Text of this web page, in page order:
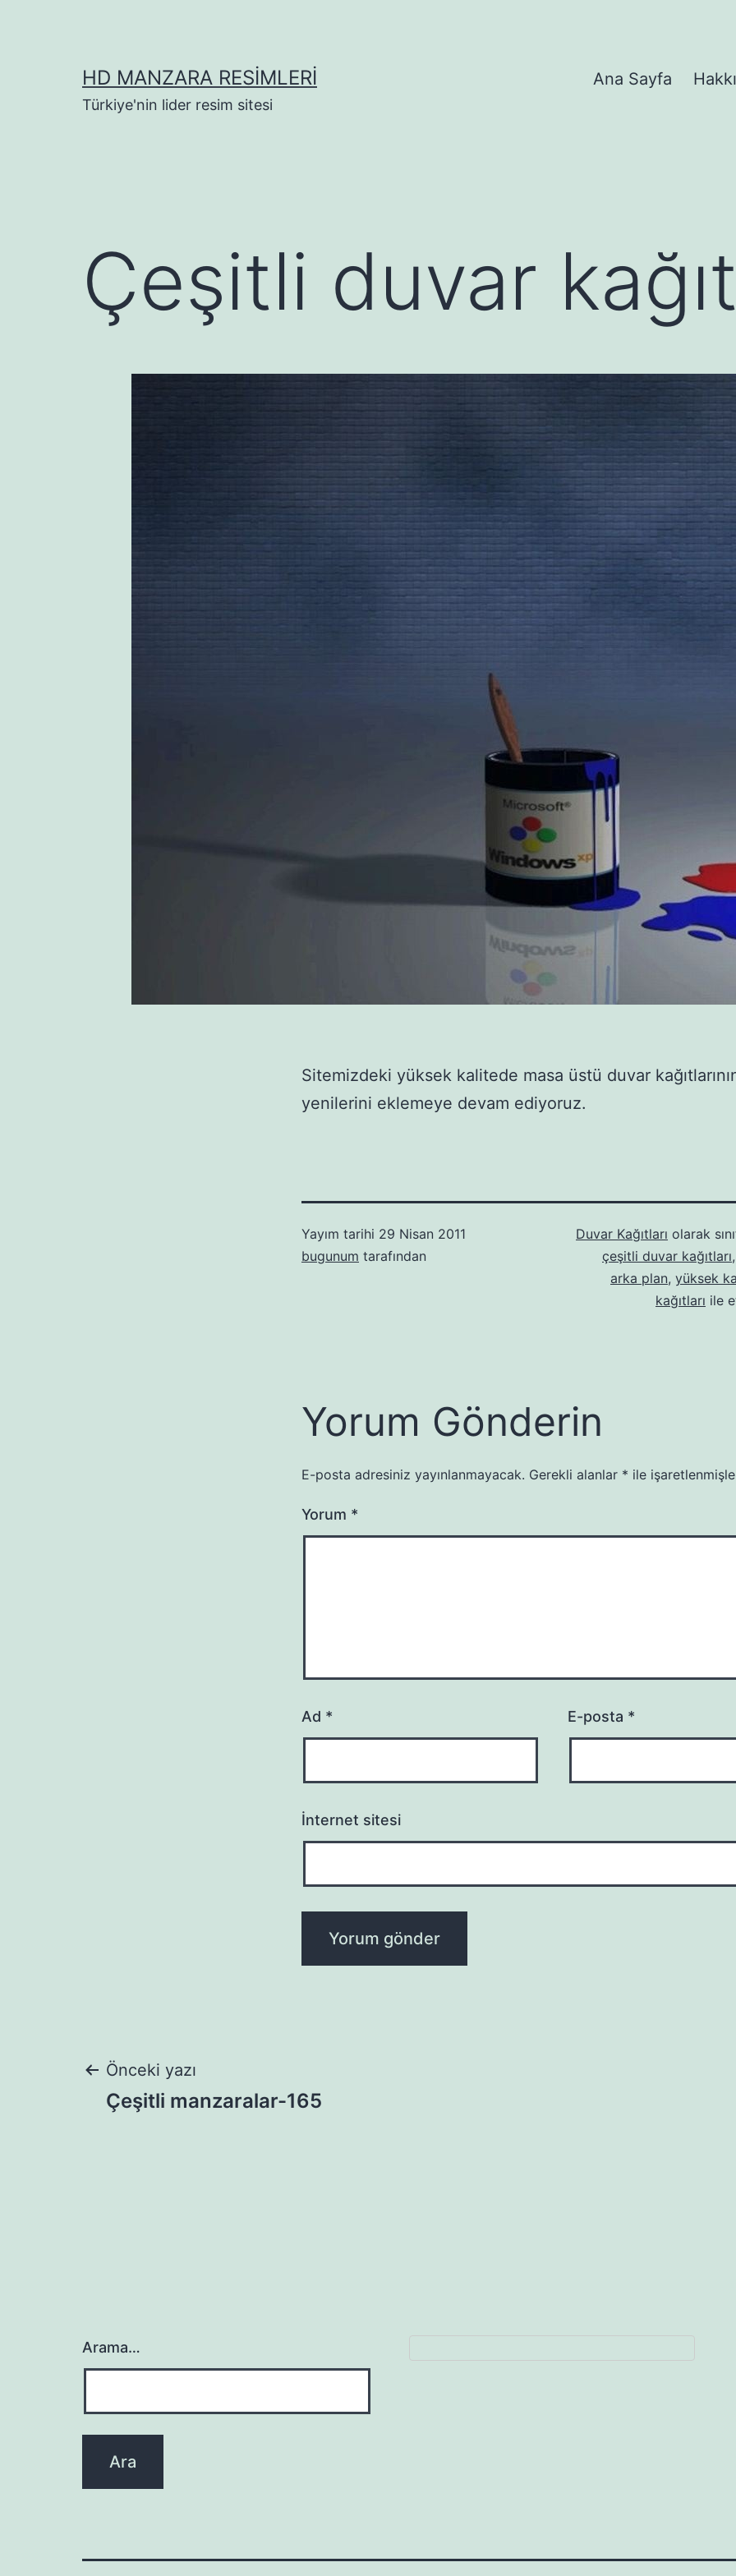
HD MANZARA RESIMLERI
Türkiye'nin lider resim sitesi
Ana Sayfa
Çeşitli duvar
Sitemizdeki yüksek kalitede masa üstü duvar
yenilerini eklemeye devam ediyoruz.
Yayım tarihi 29 Nisan 2011
bugunum tarafından
Duvar Kağıtları olarak
çeşitli duvar kağıtları
arka plan, yüksek
kağıtları ile
Yorum Gönderin
E-posta adresiniz yayınlanmayacak. Gerekli alanlar * ile
Yorum *
Ad * E-posta *
İnternet sitesi
Yazı
Önceki yazı
Çeşitli manzaralar-165
Arama…